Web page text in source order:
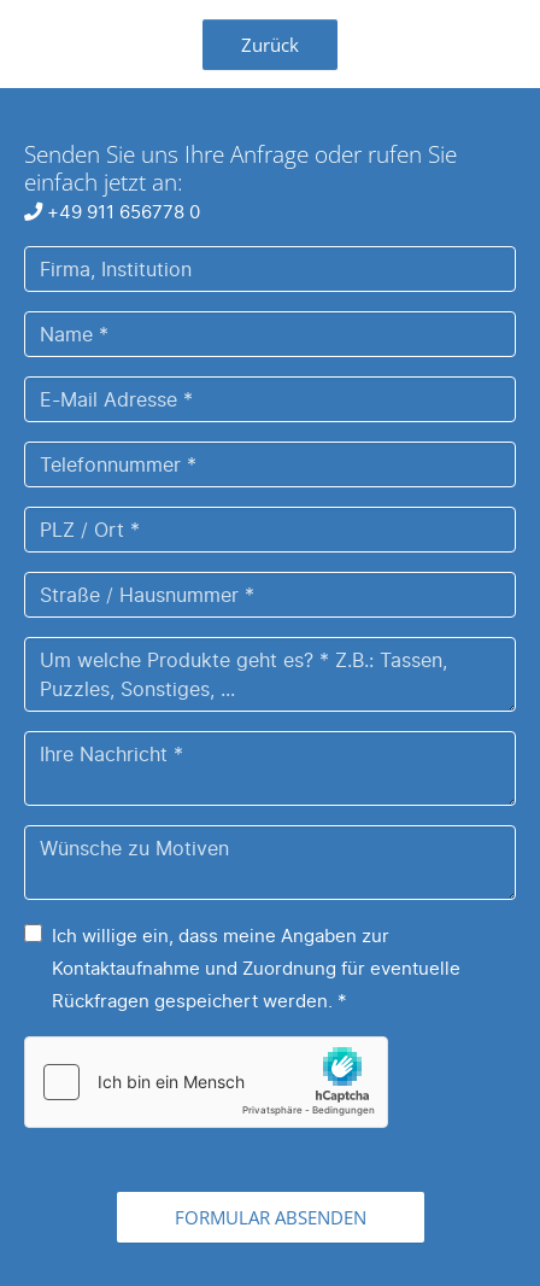
Zurück
Senden Sie uns Ihre Anfrage oder rufen Sie
einfach jetzt an:
+49 911 656778 0
Firma,
Institution
Name
*
E-
Mail
Adresse
*
Telefonnummer
*
PLZ
/
Ort
*
Straße
/
Hausnummer
Um
welche
Produkte
geht
Tassen,
...
Ihre
*
Wünsche
Ihrem
MotivIch willige ein, dass meine Angaben zur
Kontaktaufnahme und Zuordnung für eventuelle
Rückfragen gespeichert werden. *
FORMULAR ABSENDEN